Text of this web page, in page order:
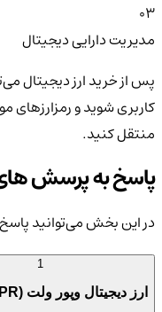
03
مدیریت دارایی دیجیتال
پس از خرید ارز دیجیتال
کاربری شوید و رمزارزهای
منتقل کنید.
پاسخ به پرسش
در این بخش می‌توانید
ارز دیجیتال وپور ولت (VPR) چیست؟